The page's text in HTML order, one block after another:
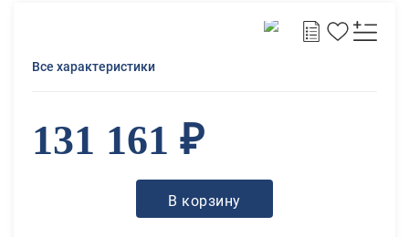
Все характеристики
131 161 ₽
В корзину